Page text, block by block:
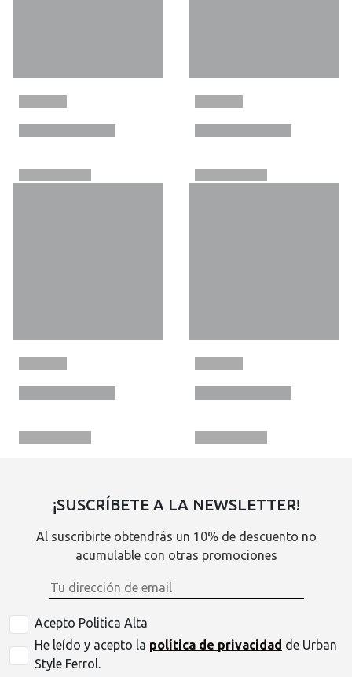
¡SUSCRÍBETE A LA NEWSLETTER!
Al suscribirte obtendrás un 10% de descuento no
acumulable con otras promociones
Acepto Politica Alta
He leído y acepto la política de privacidad de Urban
Style Ferrol.